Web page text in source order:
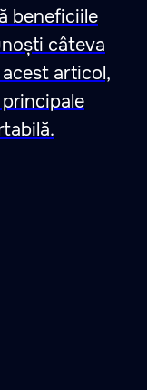
beneficiile
câteva
articol,